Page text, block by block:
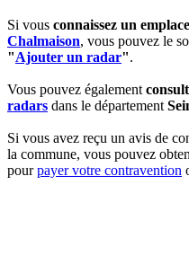
Si vous connaissez un
Chalmaison, vous pouvez le
"Ajouter un radar".
Vous pouvez également
radars dans le département
Si vous avez reçu un avis de
la commune, vous pouvez
pourpayer votre contravention